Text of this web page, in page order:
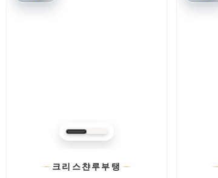
크리스챤루부탱